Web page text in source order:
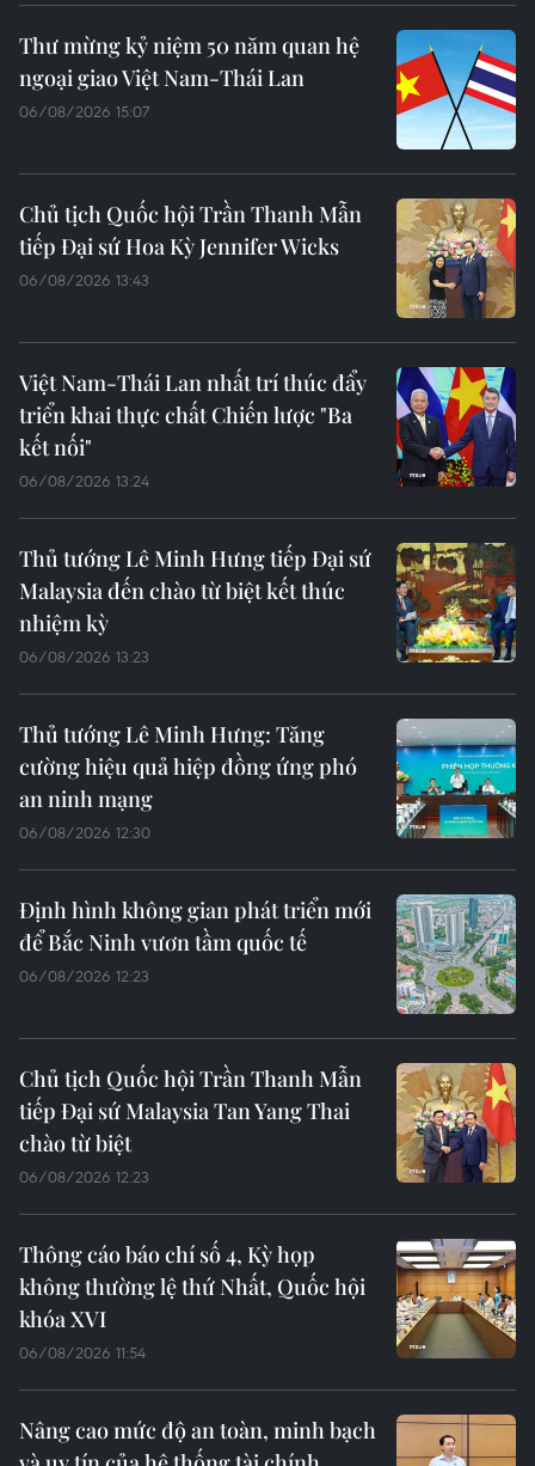
Thư mừng kỷ niệm 50 năm quan hệ
ngoại giao Việt Nam-Thái Lan
06/08/2026 15:07
Chủ tịch Quốc hội Trần Thanh Mẫn
tiếp Đại sứ Hoa Kỳ Jennifer Wicks
06/08/2026 13:43
Việt Nam-Thái Lan nhất trí thúc đẩy
triển khai thực chất Chiến lược "Ba
kết nối"
06/08/2026 13:24
Thủ tướng Lê Minh Hưng tiếp Đại sứ
Malaysia đến chào từ biệt kết thúc
nhiệm kỳ
06/08/2026 13:23
Thủ tướng Lê Minh Hưng: Tăng
cường hiệu quả hiệp đồng ứng phó
an ninh mạng
06/08/2026 12:30
Định hình không gian phát triển mới
để Bắc Ninh vươn tầm quốc tế
06/08/2026 12:23
Chủ tịch Quốc hội Trần Thanh Mẫn
tiếp Đại sứ Malaysia Tan Yang Thai
chào từ biệt
06/08/2026 12:23
Thông cáo báo chí số 4, Kỳ họp
không thường lệ thứ Nhất, Quốc hội
khóa XVI
06/08/2026 11:54
Nâng cao mức độ an toàn, minh bạch